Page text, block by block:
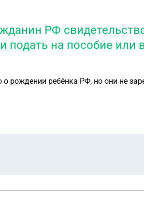
РФ
подать на пособие